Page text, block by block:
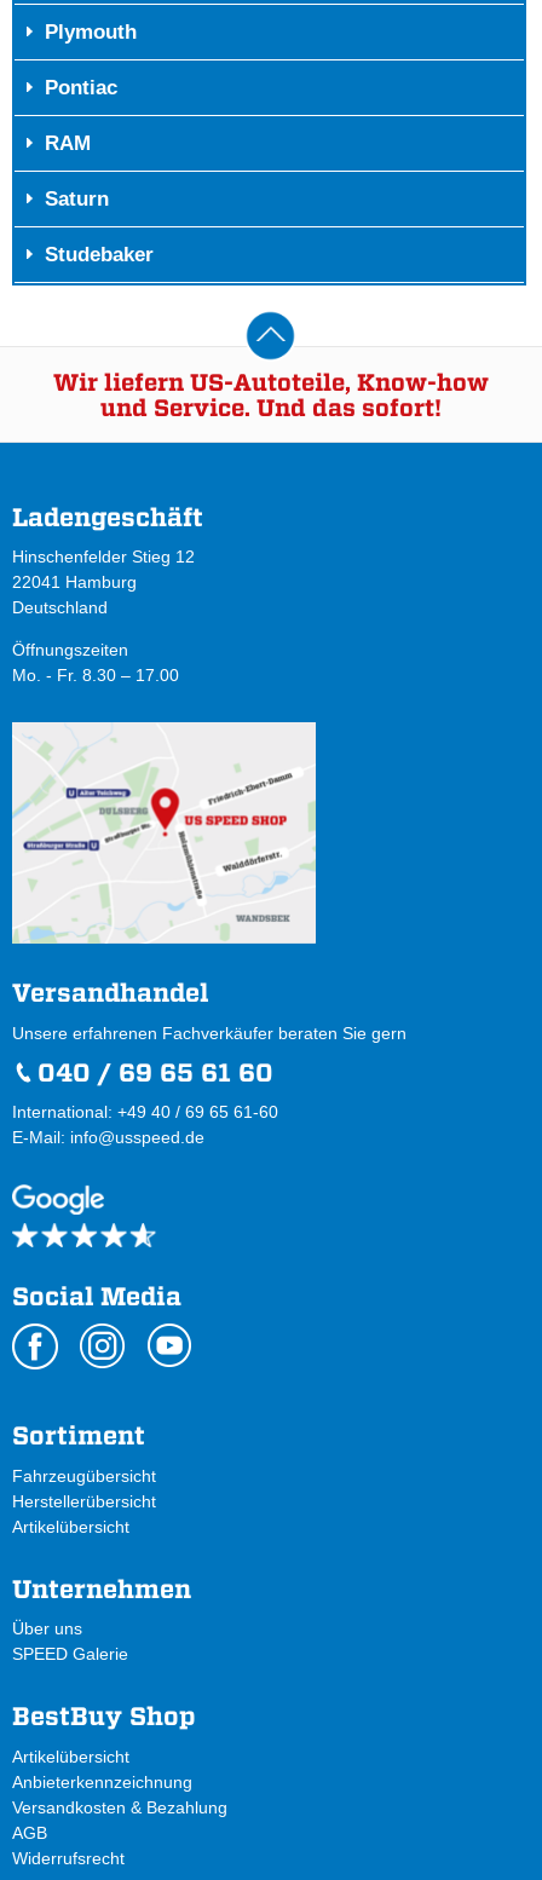
Plymouth
Pontiac
RAM
Saturn
Studebaker
Wir liefern US-Autoteile, Know-how
und Service. Und das sofort!
Ladengeschäft
Hinschenfelder Stieg 12
22041 Hamburg
Deutschland
Öffnungszeiten
Mo. - Fr. 8.30 – 17.00
Versandhandel
Unsere erfahrenen Fachverkäufer beraten Sie gern
040 / 69 65 61 60
International: +49 40 / 69 65 61-60
E-Mail: info@usspeed.de
Social Media
Sortiment
Fahrzeugübersicht
Herstellerübersicht
Artikelübersicht
Unternehmen
Über uns
SPEED Galerie
BestBuy Shop
Artikelübersicht
Anbieterkennzeichnung
Versandkosten & Bezahlung
AGB
Widerrufsrecht